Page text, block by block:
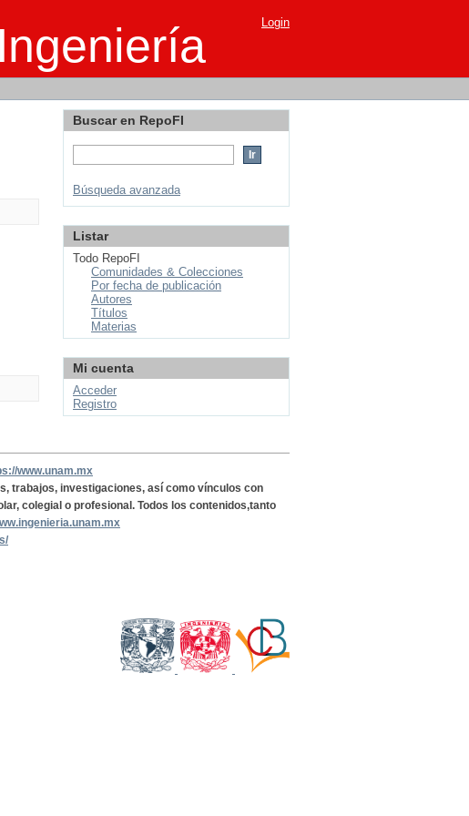
Login
Buscar en RepoFI
Búsqueda avanzada
Listar
Todo RepoFI
Comunidades & Colecciones
Por fecha de publicación
Autores
Títulos
Materias
Mi cuenta
Acceder
Registro
www.unam.mx
trabajos, investigaciones, así como vínculos con
colegial o profesional. Todos los contenidos,tanto